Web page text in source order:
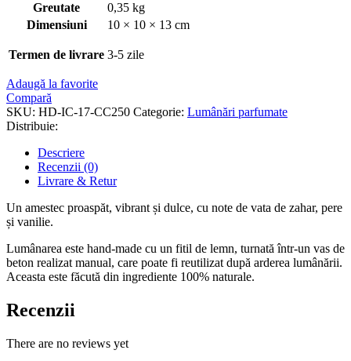
Greutate
0,35 kg
Dimensiuni
10 × 10 × 13 cm
Termen de livrare 3-5 zile
Adaugă la favorite
Compară
SKU: HD-IC-17-CC250 Categorie: Lumânări parfumate
Distribuie:
Descriere
Recenzii (0)
Livrare & Retur
Un amestec proaspăt, vibrant și dulce, cu note de vata de zahar, pere
și vanilie.
Lumânarea este hand-made cu un fitil de lemn, turnată într-un vas de
beton realizat manual, care poate fi reutilizat după arderea lumânării.
Aceasta este făcută din ingrediente 100% naturale.
Recenzii
There are no reviews yet